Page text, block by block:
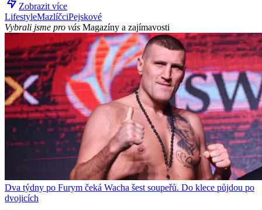
Zobrazit více
LifestyleMazlíčciPejskové
Vybrali jsme pro vás Magazíny a zajímavosti
Dva týdny po Furym čeká Wacha šest soupeřů. Do klece půjdou po
dvojicích